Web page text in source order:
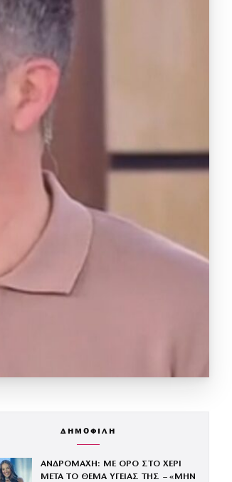
ΔΗΜΟΦΙΛΗ
ΑΝΔΡΟΜΑΧΗ: ΜΕ ΟΡΟ ΣΤΟ ΧΕΡΙ
ΜΕΤΑ ΤΟ ΘΕΜΑ ΥΓΕΙΑΣ ΤΗΣ – «ΜΗΝ